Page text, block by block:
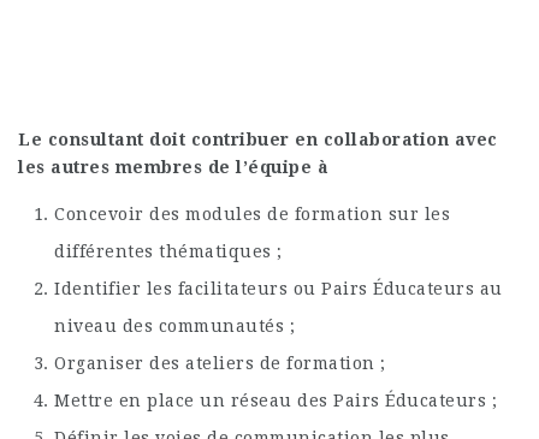
Le consultant doit contribuer en collaboration avec
les autres membres de l’équipe à
Concevoir des modules de formation sur les
différentes thématiques ;
Identifier les facilitateurs ou Pairs Éducateurs au
niveau des communautés ;
Organiser des ateliers de formation ;
Mettre en place un réseau des Pairs Éducateurs ;